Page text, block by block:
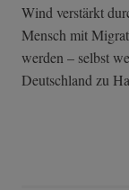
Wind verstärkt
Mensch mit
werden – selbst
Deutschland zu